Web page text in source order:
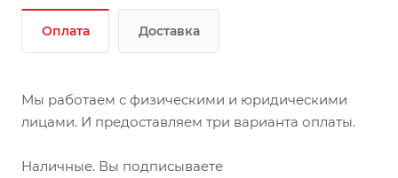
Оплата Доставка
Мы работаем с физическими и юридическими
лицами. И предоставляем три варианта оплаты.
Наличные. Вы подписываете